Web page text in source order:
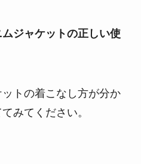
ジャケットの正しい使
トの着こなし方が分か
みてください。